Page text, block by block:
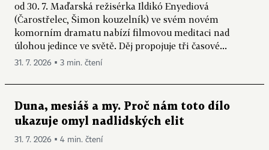
od 30. 7. Maďarská režisérka Ildikó Enyediová
(Čarostřelec, Šimon kouzelník) ve svém novém
komorním dramatu nabízí filmovou meditaci nad
úlohou jedince ve světě. Děj propojuje tři časové...
31. 7. 2026 ▪ 3 min. čtení
Duna, mesiáš a my. Proč nám toto dílo
ukazuje omyl nadlidských elit
31. 7. 2026 ▪ 4 min. čtení